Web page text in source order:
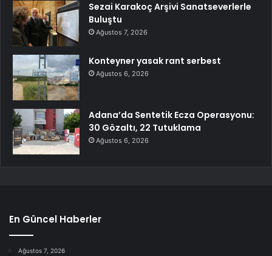
Sezai Karakoç Arşivi Sanatseverlerle
Buluştu
Ağustos 7, 2026
Konteyner yasak rant serbest
Ağustos 6, 2026
Adana’da Sentetik Ecza Operasyonu:
30 Gözaltı, 22 Tutuklama
Ağustos 6, 2026
En Güncel Haberler
Ağustos 7, 2026